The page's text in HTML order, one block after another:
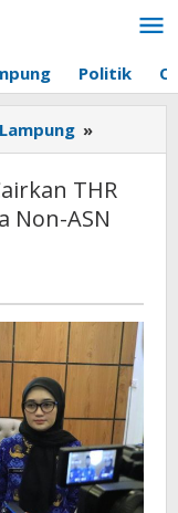
Politik
»
Lampung
Mulai
Cairkan
THR
PPPK,
dan
Tenaga
Non-
ASN
THR
Non-ASN